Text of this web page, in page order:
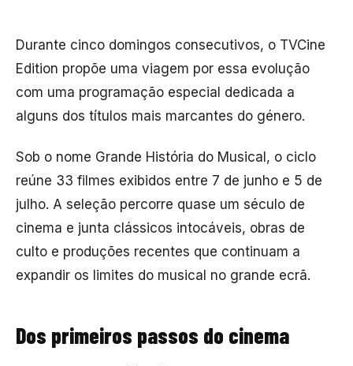
Durante cinco domingos consecutivos, o TVCine
Edition propõe uma viagem por essa evolução
com uma programação especial dedicada a
alguns dos títulos mais marcantes do género.
Sob o nome Grande História do Musical, o ciclo
reúne 33 filmes exibidos entre 7 de junho e 5 de
julho. A seleção percorre quase um século de
cinema e junta clássicos intocáveis, obras de
culto e produções recentes que continuam a
expandir os limites do musical no grande ecrã.
Dos primeiros passos do cinema